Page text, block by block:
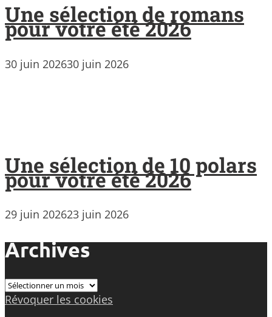
Une sélection de romans
pour votre été 2026
30 juin 202630 juin 2026
Une sélection de 10 polars
pour votre été 2026
29 juin 202623 juin 2026
Archives
Archives
Révoquer les cookies